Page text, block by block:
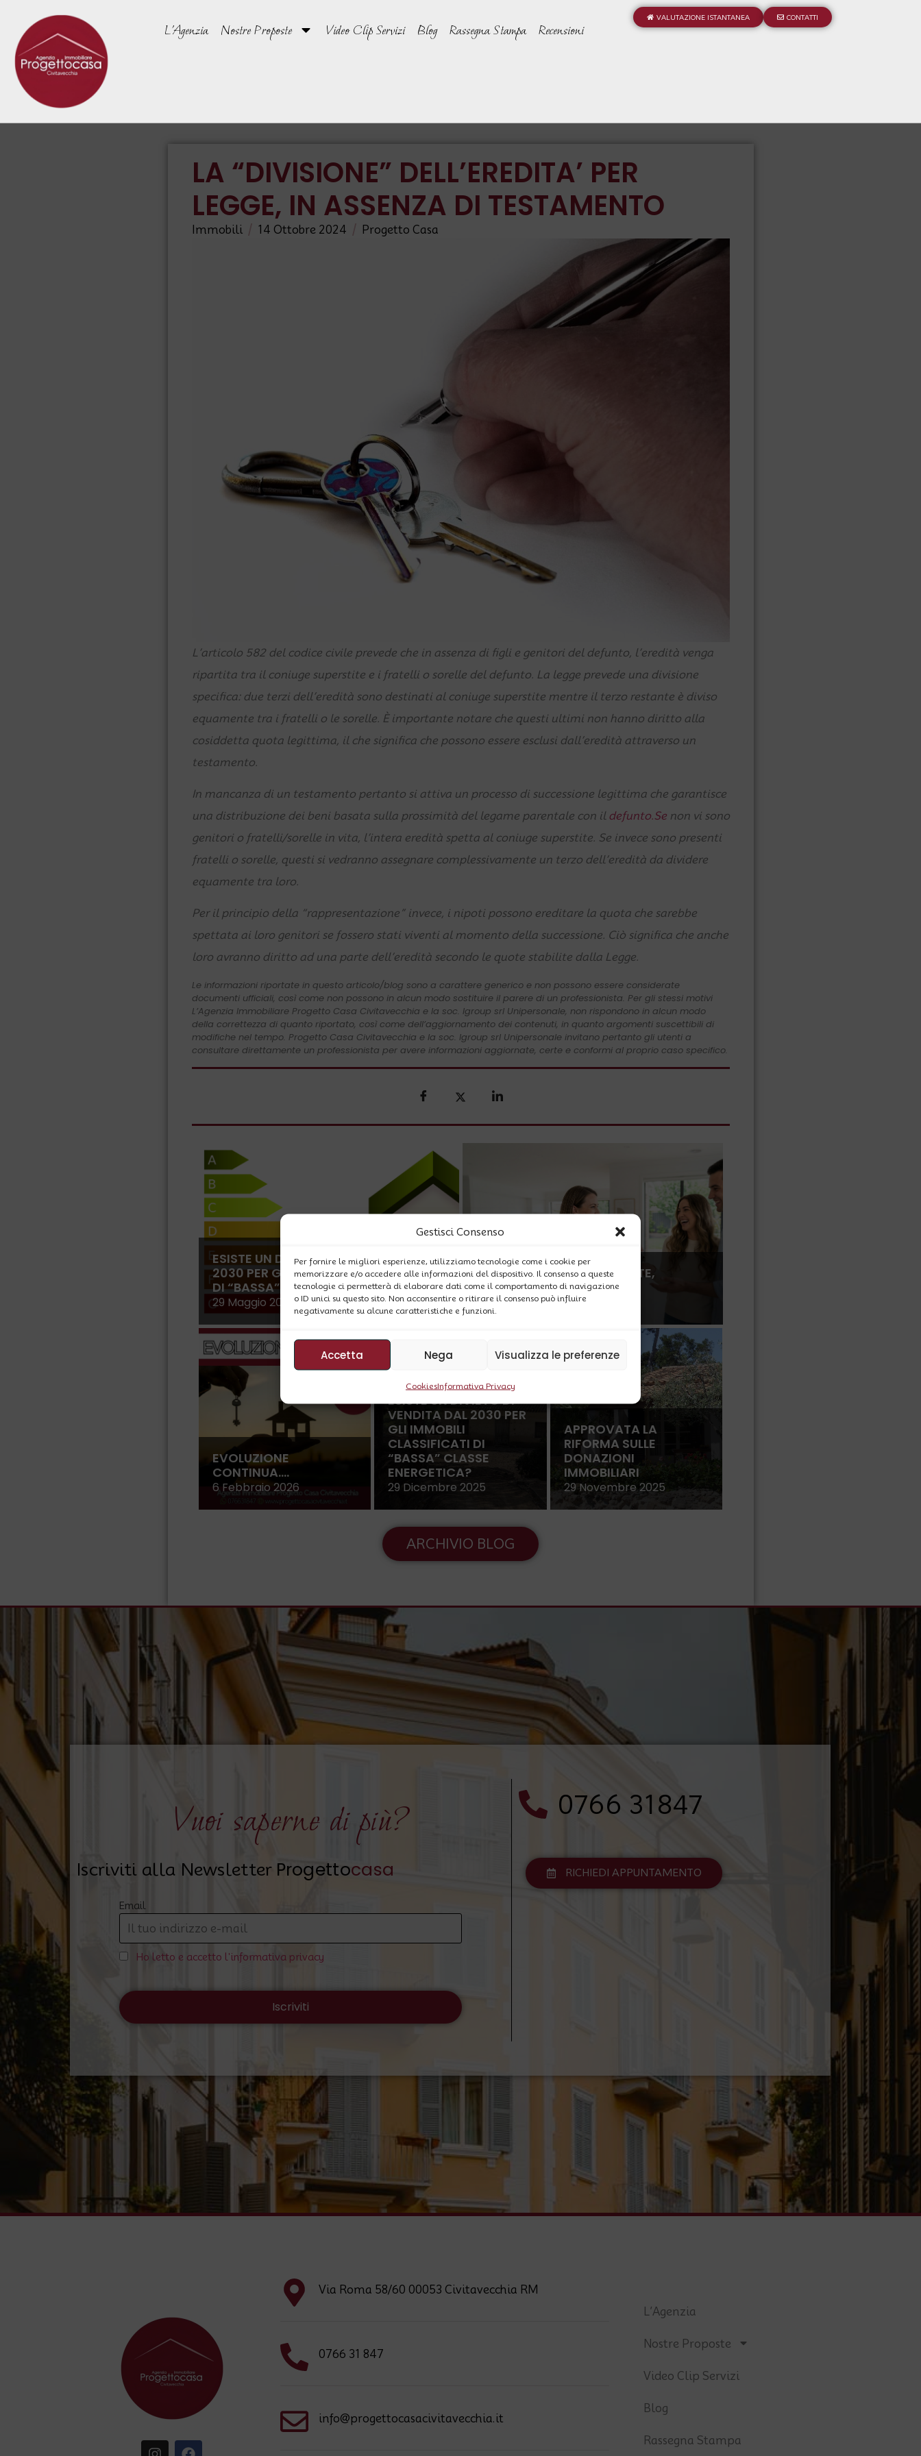
Gestisci Consenso
Per fornire le migliori esperienze, utilizziamo tecnologie come i cookie per
memorizzare e/o accedere alle informazioni del dispositivo. Il consenso a queste
tecnologie ci permetterà di elaborare dati come il comportamento di navigazione
o ID unici su questo sito. Non acconsentire o ritirare il consenso può influire
negativamente su alcune caratteristiche e funzioni.
Accetta Nega Visualizza le preferenze
CookiesInformativa Privacy
L’Agenzia Nostre Proposte Video Clip Servizi Blog Rassegna Stampa Recensioni
VALUTAZIONE ISTANTANEA CONTATTI
LA “DIVISIONE” DELL’EREDITA’ PER
LEGGE, IN ASSENZA DI TESTAMENTO
Immobili 14 Ottobre 2024 Progetto Casa
L’articolo 582 del codice civile prevede che in assenza di figli e genitori del defunto, l’eredità venga
ripartita tra il coniuge superstite e i fratelli o sorelle del defunto. La legge prevede una divisione
specifica: due terzi dell’eredità sono destinati al coniuge superstite mentre il terzo restante è diviso
equamente tra i fratelli o le sorelle. È importante notare che questi ultimi non hanno diritto alla
cosiddetta quota legittima, il che significa che possono essere esclusi dall’eredità attraverso un
testamento.
In mancanza di un testamento pertanto si attiva un processo di successione legittima che garantisce
una distribuzione dei beni basata sulla prossimità del legame parentale con il defunto.Senon vi sono
genitori o fratelli/sorelle in vita, l’intera eredità spetta al coniuge superstite. Se invece sono presenti
fratelli o sorelle, questi si vedranno assegnare complessivamente un terzo dell’eredità da dividere
equamente tra loro.
Per il principio della “rappresentazione” invece, i nipoti possono ereditare la quota che sarebbe
spettata ai loro genitori se fossero stati viventi al momento della successione. Ciò significa che anche
loro avranno diritto ad una parte dell’eredità secondo le quote stabilite dalla Legge.
Le informazioni riportate in questo articolo/blog sono a carattere generico e non possono essere considerate
documenti ufficiali, così come non possono in alcun modo sostituire il parere di un professionista. Per gli stessi motivi
L’Agenzia Immobiliare Progetto Casa Civitavecchia e la soc. Igroup srl Unipersonale, non rispondono in alcun modo
della correttezza di quanto riportato, così come dell’aggiornamento dei contenuti, in quanto argomenti suscettibili di
modifiche nel tempo. Progetto Casa Civitavecchia e la soc. Igroup srl Unipersonale invitano pertanto gli utenti a
consultare direttamente un professionista per avere informazioni aggiornate, certe e conformi al proprio caso specifico.
ESISTE UN DIVIETO DI VENDITA DAL
2030 PER GLI IMMOBILI CLASSIFICATI
DI “BASSA” CLASSE ENERGETICA?
29 Maggio 2026
CONCENTRATI SUL PRESENTE,
PROIETTATI SUL FUTURO!
13 Maggio 2026
EVOLUZIONE
CONTINUA….
6 Febbraio 2026
ESISTE UN DIVIETO DI
VENDITA DAL 2030 PER
GLI IMMOBILI
CLASSIFICATI DI
“BASSA” CLASSE
ENERGETICA?
29 Dicembre 2025
APPROVATA LA
RIFORMA SULLE
DONAZIONI
IMMOBILIARI
29 Novembre 2025
ARCHIVIO BLOG
Vuoi saperne di più?
Iscriviti alla Newsletter Progettocasa
Email
Ho letto e accetto l'informativa privacy
0766 31847
RICHIEDI APPUNTAMENTO
Via Roma 58/60 00053 Civitavecchia RM
0766 31 847
info@progettocasacivitavecchia.it
L’Agenzia
Nostre Proposte
Video Clip Servizi
Blog
Rassegna Stampa